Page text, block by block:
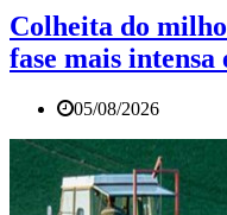
Colheita do
fase mais intensa
05/08/2026